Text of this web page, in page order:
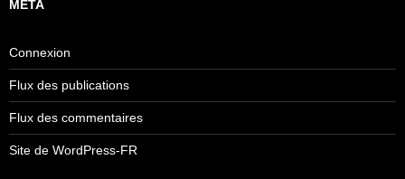
MÉTA
Connexion
Flux des publications
Flux des commentaires
Site de WordPress-FR